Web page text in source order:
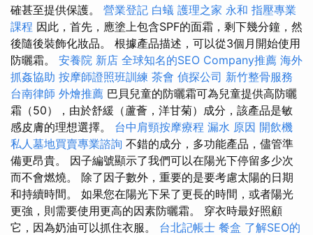
確甚至提供保護。 營業登記 白蟻 護理之家 永和 指壓專業
課程 因此，首先，應塗上包含SPF的面霜，剩下幾分鐘，然
後隨後裝飾化妝品。 根據產品描述，可以從3個月開始使用
防曬霜。 安養院 新店 全球知名的SEO Company推薦 海外
抓姦協助 按摩師證照班訓練 茶會 偵探公司 新竹整骨服務
台南律師 外燴推薦 巴貝兒童的防曬霜可為兒童提供高防曬
霜（50），由於舒緩（蘆薈，洋甘菊）成分，該產品是敏
感皮膚的理想選擇。 台中肩頸按摩療程 漏水 原因 開飲機
私人墓地買賣專業諮詢 不錯的成分，多功能產品，儘管準
備更昂貴。 因子編號顯示了我們可以在陽光下停留多少次
而不會燃燒。 除了因子數外，重要的是要考慮太陽的日期
和持續時間。 如果您在陽光下呆了更長的時間，或者陽光
更強，則需要使用更高的因素防曬霜。 穿衣時最好照顧
它，因為奶油可以抓住衣服。 台北記帳士 餐盒 了解SEO的